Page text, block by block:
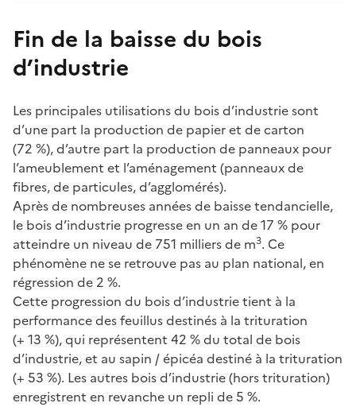
Fin de la baisse du bois
d’industrie
Les principales utilisations du bois d’industrie sont
d’une part la production de papier et de carton
(72 %), d’autre part la production de panneaux pour
l’ameublement et l’aménagement (panneaux de
fibres, de particules, d’agglomérés).
Après de nombreuses années de baisse tendancielle,
le bois d’industrie progresse en un an de 17 % pour
atteindre un niveau de 751 milliers de m3. Ce
phénomène ne se retrouve pas au plan national, en
régression de 2 %.
Cette progression du bois d’industrie tient à la
performance des feuillus destinés à la trituration
(+ 13 %), qui représentent 42 % du total de bois
d’industrie, et au sapin / épicéa destiné à la trituration
(+ 53 %). Les autres bois d’industrie (hors trituration)
enregistrent en revanche un repli de 5 %.